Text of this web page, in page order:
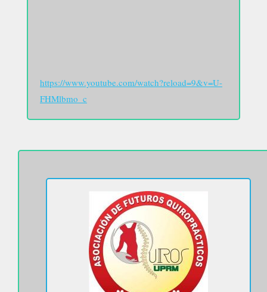
https://www.youtube.com/watch?reload=9&v=U-
FHMlbmo_c